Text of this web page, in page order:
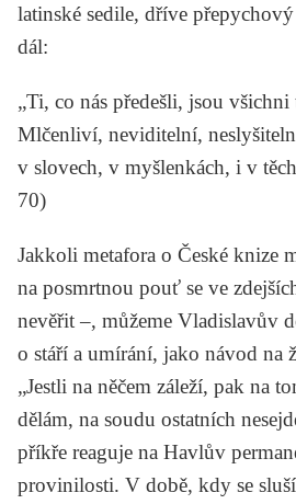
latinské sedile, dříve
dál:
„Ti, co nás předešli, jsou všichni
Mlčenliví, neviditelní,
v slovech, v myšlenkách, i v
70)
Jakkoli metafora o České knize
na posmrtnou pouť se ve
nevěřit –, můžeme Vladislavův
o stáří a umírání, jako návod na
„Jestli na něčem záleží, pak na
dělám, na soudu ostatních
příkře reaguje na Havlův
provinilosti. V době, kdy se